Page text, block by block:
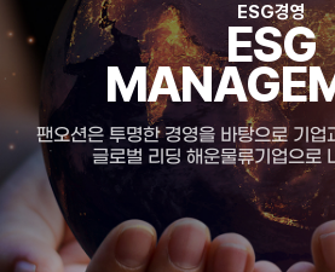
ESG경영
ESG
팬오션은 투명한 경영을 바탕으로 기업
글로벌 리딩 해운물류기업으로